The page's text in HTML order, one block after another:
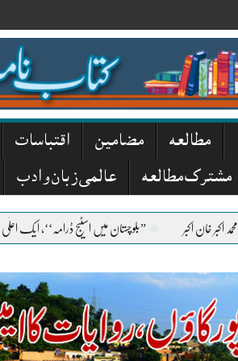
مطالعہ مضامین اقتباسات
مشترک مطالعہ عالمی زبان و ادب
”بلوچستان میں اسٹیج ڈرامہ‘‘، ایک اعلٰی تحقیقی مقالہ – محمد